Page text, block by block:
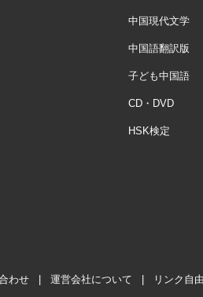
中国現代文学
中国語翻訳版
子ども中国語
CD・DVD
HSK検定
わせ 運営会社について リンク自由